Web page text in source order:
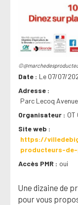
Date
Le 07/07/
Adresse
Parc Lecoq
Organisateur
OT
Site web
https://
producteurs-de-
Accès PMR
oui
Une dizaine de
pour vous